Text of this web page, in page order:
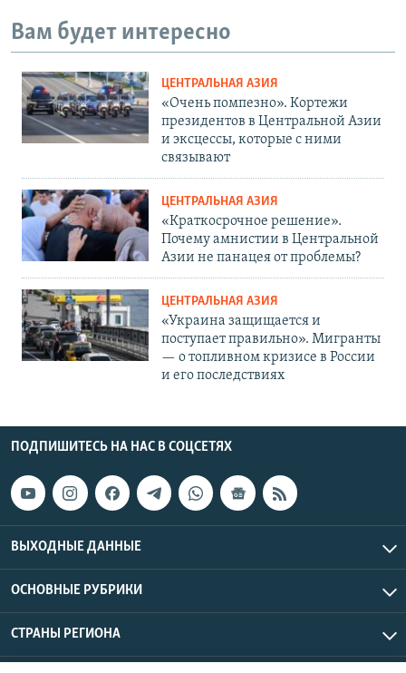
Вам будет интересно
ЦЕНТРАЛЬНАЯ АЗИЯ
«Очень помпезно». Кортежи
президентов в Центральной Азии
и эксцессы, которые с ними
связывают
ЦЕНТРАЛЬНАЯ АЗИЯ
«Краткосрочное решение».
Почему амнистии в Центральной
Азии не панацея от проблемы?
ЦЕНТРАЛЬНАЯ АЗИЯ
«Украина защищается и
поступает правильно». Мигранты
— о топливном кризисе в России
и его последствиях
ПОДПИШИТЕСЬ НА НАС В СОЦСЕТЯХ
ВЫХОДНЫЕ ДАННЫЕ
ОСНОВНЫЕ РУБРИКИ
СТРАНЫ РЕГИОНА